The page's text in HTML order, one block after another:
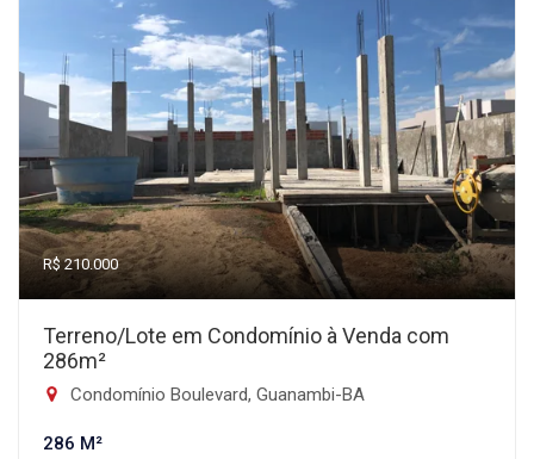
R$ 210.000
Terreno/Lote em Condomínio à Venda com
286m²
Condomínio Boulevard, Guanambi-BA
286 M²